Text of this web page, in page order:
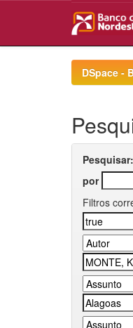
DSpace -
Pesquisar:
por
Filtros